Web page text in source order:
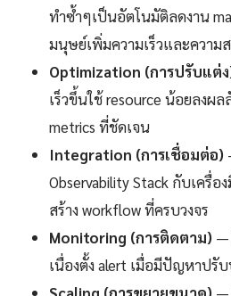
ทำซ้ำๆเป็นอัตโนมัติลดงาน
มนุษย์เพิ่มความเร็วและความ
Optimization (การปรับแต่
เร็วขึ้นใช้ resource น้อยลงผ
metrics ที่ชัดเจน
Integration (การเชื่อมต่อ)
Observability Stack กับเครื่
สร้าง workflow ที่ครบวงจร
Monitoring (การติดตาม) —
เนื่องตั้ง alert เมื่อมีปัญหาปรับ
Scaling (การขยายขนาด) —